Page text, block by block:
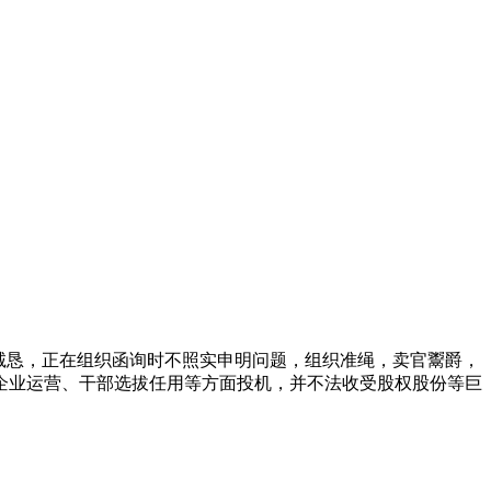
正在组织函询时不照实申明问题，组织准绳，卖官鬻爵，
运营、干部选拔任用等方面投机，并不法收受股权股份等巨